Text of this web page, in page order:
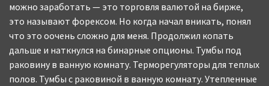
можно заработать — это торговля валютой на бирже,
это называют форексом. Но когда начал вникать, понял
что это оочень сложно для меня. Продолжил копать
дальше и наткнулся на бинарные опционы. Тумбы под
раковину в ванную комнату. Терморегуляторы для теплых
полов. Тумбы с раковиной в ванную комнату. Утепленные